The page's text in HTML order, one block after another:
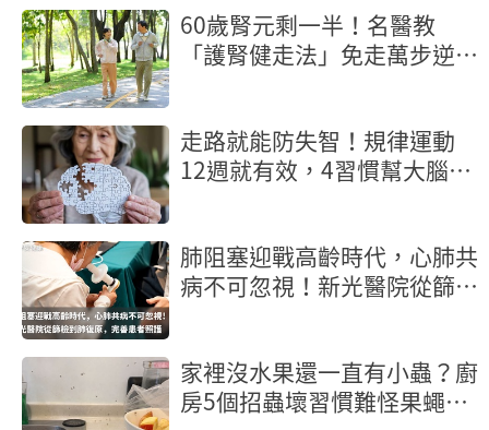
60歲腎元剩一半！名醫教
「護腎健走法」免走萬步逆轉
走路就能防失智！規律運動
12週就有效，4習慣幫大腦清
肺阻塞迎戰高齡時代，心肺共
病不可忽視！新光醫院從篩檢
家裡沒水果還一直有小蟲？廚
房5個招蟲壞習慣難怪果蠅殺